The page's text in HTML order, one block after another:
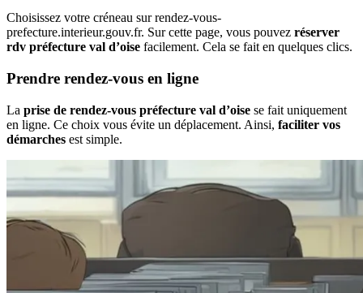
Choisissez votre créneau sur rendez-vous-
prefecture.interieur.gouv.fr. Sur cette page, vous pouvez réserver
rdv préfecture val d’oise facilement. Cela se fait en quelques clics.
Prendre rendez-vous en ligne
La prise de rendez-vous préfecture val d’oise se fait uniquement
en ligne. Ce choix vous évite un déplacement. Ainsi, faciliter vos
démarches est simple.